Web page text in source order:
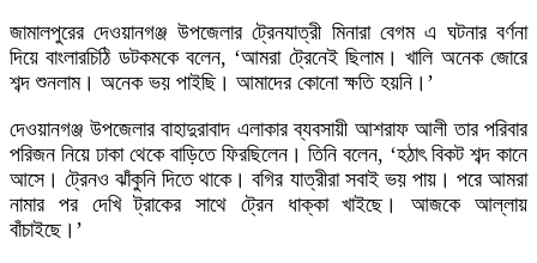
জামালপুরের দেওয়ানগঞ্জ উপজেলার ট্রেনযাত্রী মিনারা বেগম এ ঘটনার বর্ণনা
দিয়ে বাংলারচিঠি ডটকমকে বলেন, ‘আমরা ট্রেনেই ছিলাম। খালি অনেক জোরে
শব্দ শুনলাম। অনেক ভয় পাইছি। আমাদের কোনো ক্ষতি হয়নি।’
দেওয়ানগঞ্জ উপজেলার বাহাদুরাবাদ এলাকার ব্যবসায়ী আশরাফ আলী তার পরিবার
পরিজন নিয়ে ঢাকা থেকে বাড়িতে ফিরছিলেন। তিনি বলেন, ‘হঠাৎ বিকট শব্দ কানে
আসে। ট্রেনও ঝাঁকুনি দিতে থাকে। বগির যাত্রীরা সবাই ভয় পায়। পরে আমরা
নামার পর দেখি ট্রাকের সাথে ট্রেন ধাক্কা খাইছে। আজকে আল্লায়
বাঁচাইছে।’